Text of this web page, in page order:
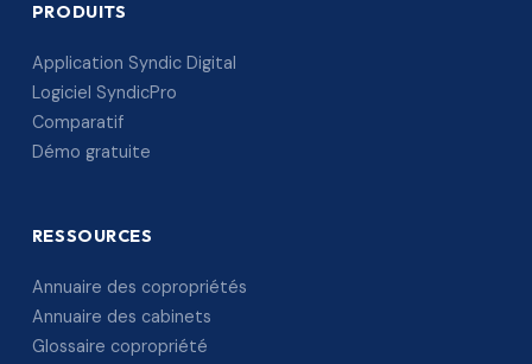
PRODUITS
Application Syndic Digital
Logiciel SyndicPro
Comparatif
Démo gratuite
RESSOURCES
Annuaire des copropriétés
Annuaire des cabinets
Glossaire copropriété